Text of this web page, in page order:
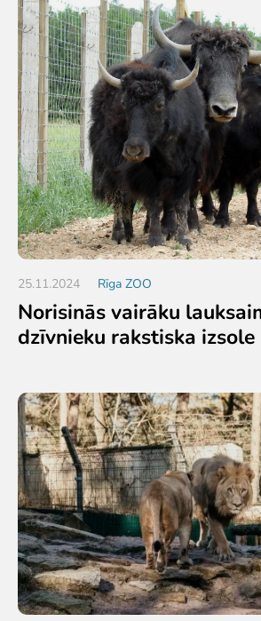
25.11.2024 Rīga ZOO
Norisinās vairāku
dzīvnieku rakstiska izsole